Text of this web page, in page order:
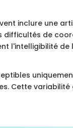
inclure une
difficultés de
l'intelligibilité de
Cette